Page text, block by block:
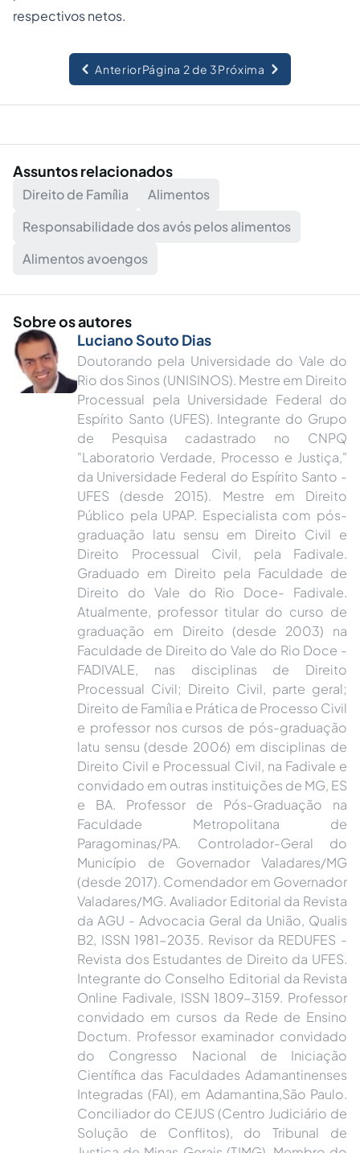
respectivos netos.
Assuntos relacionados
Direito de Família
Alimentos
Responsabilidade dos avós pelos alimentos
Alimentos avoengos
Sobre os autores
Luciano Souto Dias
Doutorando pela Universidade do Vale do
Rio dos Sinos (UNISINOS). Mestre em Direito
Processual pela Universidade Federal do
Espírito Santo (UFES). Integrante do Grupo
de Pesquisa cadastrado no CNPQ
"Laboratorio Verdade, Processo e Justiça,"
da Universidade Federal do Espírito Santo -
UFES (desde 2015). Mestre em Direito
Público pela UPAP. Especialista com pós-
graduação latu sensu em Direito Civil e
Direito Processual Civil, pela Fadivale.
Graduado em Direito pela Faculdade de
Direito do Vale do Rio Doce- Fadivale.
Atualmente, professor titular do curso de
graduação em Direito (desde 2003) na
Faculdade de Direito do Vale do Rio Doce -
FADIVALE, nas disciplinas de Direito
Processual Civil; Direito Civil, parte geral;
Direito de Família e Prática de Processo Civil
e professor nos cursos de pós-graduação
latu sensu (desde 2006) em disciplinas de
Direito Civil e Processual Civil, na Fadivale e
convidado em outras instituições de MG, ES
e BA. Professor de Pós-Graduação na
Faculdade Metropolitana de
Paragominas/PA. Controlador-Geral do
Município de Governador Valadares/MG
(desde 2017). Comendador em Governador
Valadares/MG. Avaliador Editorial da Revista
da AGU - Advocacia Geral da União, Qualis
B2, ISSN 1981-2035. Revisor da REDUFES -
Revista dos Estudantes de Direito da UFES.
Integrante do Conselho Editorial da Revista
Online Fadivale, ISSN 1809-3159. Professor
convidado em cursos da Rede de Ensino
Doctum. Professor examinador convidado
do Congresso Nacional de Iniciação
Científica das Faculdades Adamantinenses
Integradas (FAI), em Adamantina,São Paulo.
Conciliador do CEJUS (Centro Judiciário de
Solução de Conflitos), do Tribunal de
Justiça de Minas Gerais (TJMG). Membro do